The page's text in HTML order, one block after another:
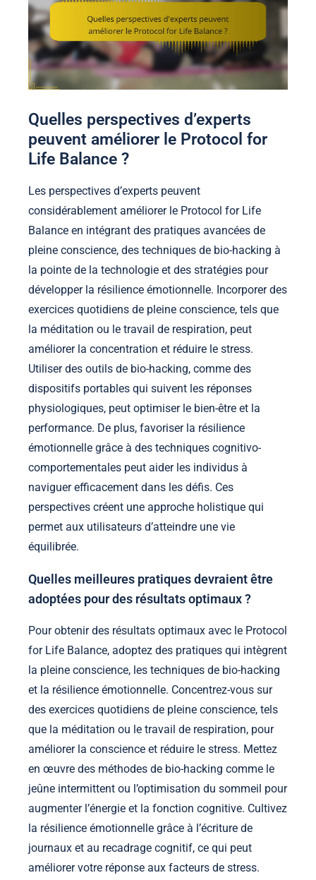
Quelles perspectives d’experts
peuvent améliorer le Protocol for
Life Balance ?
Les perspectives d’experts peuvent
considérablement améliorer le Protocol for Life
Balance en intégrant des pratiques avancées de
pleine conscience, des techniques de bio-hacking à
la pointe de la technologie et des stratégies pour
développer la résilience émotionnelle. Incorporer des
exercices quotidiens de pleine conscience, tels que
la méditation ou le travail de respiration, peut
améliorer la concentration et réduire le stress.
Utiliser des outils de bio-hacking, comme des
dispositifs portables qui suivent les réponses
physiologiques, peut optimiser le bien-être et la
performance. De plus, favoriser la résilience
émotionnelle grâce à des techniques cognitivo-
comportementales peut aider les individus à
naviguer efficacement dans les défis. Ces
perspectives créent une approche holistique qui
permet aux utilisateurs d’atteindre une vie
équilibrée.
Quelles meilleures pratiques devraient être
adoptées pour des résultats optimaux ?
Pour obtenir des résultats optimaux avec le Protocol
for Life Balance, adoptez des pratiques qui intègrent
la pleine conscience, les techniques de bio-hacking
et la résilience émotionnelle. Concentrez-vous sur
des exercices quotidiens de pleine conscience, tels
que la méditation ou le travail de respiration, pour
améliorer la conscience et réduire le stress. Mettez
en œuvre des méthodes de bio-hacking comme le
jeûne intermittent ou l’optimisation du sommeil pour
augmenter l’énergie et la fonction cognitive. Cultivez
la résilience émotionnelle grâce à l’écriture de
journaux et au recadrage cognitif, ce qui peut
améliorer votre réponse aux facteurs de stress.